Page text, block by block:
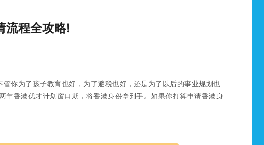
流程全攻略!
你为了孩子教育也好，为了避税也好，还是为了以后的事业规划也
年香港优才计划窗口期，将香港身份拿到手。如果你打算申请香港身